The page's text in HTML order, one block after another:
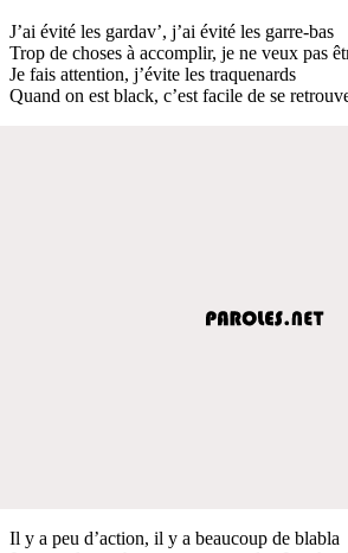
J’ai évité les gardav’, j’ai évité les garre-bas
Trop de choses à accomplir, je ne veux pas
Je fais attention, j’évite les traquenards
Quand on est black, c’est facile de se
Il y a peu d’action, il y a beaucoup de blabla